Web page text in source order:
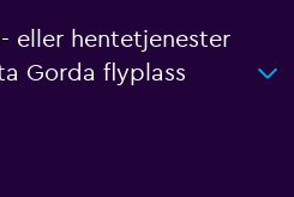
eller hentetjenester
Gorda flyplass